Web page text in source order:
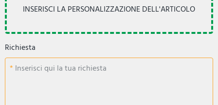
Richiesta
Inserisci qui la tua richiesta